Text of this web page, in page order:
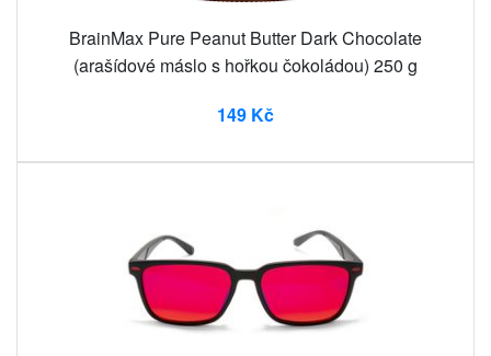
BrainMax Pure Peanut Butter Dark Chocolate
(arašídové máslo s hořkou čokoládou) 250 g
149 Kč